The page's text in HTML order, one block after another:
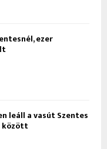
ezer
leáll a vasút Szentes
között